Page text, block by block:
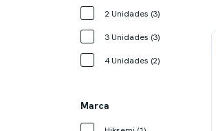
2 Unidades (3)
3 Unidades (3)
4 Unidades (2)
Marca